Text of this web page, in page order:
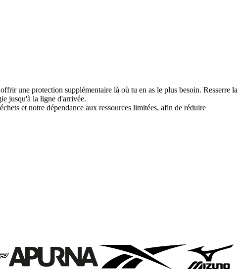
une protection supplémentaire là où tu en as le plus besoin. Resserre la
jusqu'à la ligne d'arrivée.
et notre dépendance aux ressources limitées, afin de réduire